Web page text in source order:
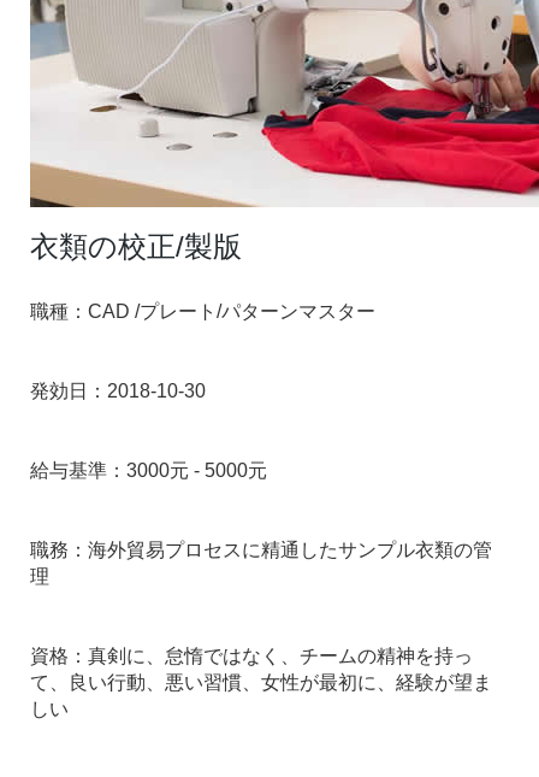
衣類の校正/製版
職種：CAD /プレート/パターンマスター
発効日：2018-10-30
給与基準：3000元 - 5000元
職務：海外貿易プロセスに精通したサンプル衣類の管
理
資格：真剣に、怠惰ではなく、チームの精神を持っ
て、良い行動、悪い習慣、女性が最初に、経験が望ま
しい